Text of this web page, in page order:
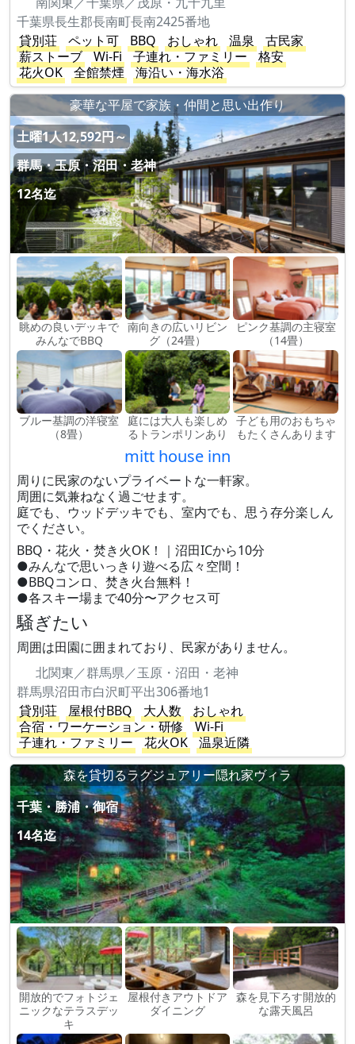
千葉県長生郡長南町長南2425番地
貸別荘
ペット可 BBQ おしゃれ 温泉
古民家
薪ストーブ
Wi-Fi 子連れ・ファミリー
格安
花火OK
全館禁煙
海沿い・海水浴
豪華な平屋で家族・仲間と思い出作り
土曜1人12,592円～
群馬・玉原・沼田・老神
12名迄
眺めの良いデッキで
みんなでBBQ
南向きの広いリビン
グ（24畳）
ピンク基調の主寝室
（14畳）
ブルー基調の洋寝室
（8畳）
庭には大人も楽しめ
るトランポリンあり
子ども用のおもちゃ
もたくさんあります
mitt house inn
周りに民家のないプライベートな一軒家。
周囲に気兼ねなく過ごせます。
庭でも、ウッドデッキでも、室内でも、思う存分楽しん
でください。
BBQ・花火・焚き火OK！｜沼田ICから10分
●みんなで思いっきり遊べる広々空間！
●BBQコンロ、焚き火台無料！
●各スキー場まで40分〜アクセス可
騒ぎたい
周囲は田園に囲まれており、民家がありません。
北関東／群馬県／玉原・沼田・老神
群馬県沼田市白沢町平出306番地1
貸別荘
屋根付BBQ 大人数
おしゃれ
合宿・ワーケーション・研修
Wi-Fi
子連れ・ファミリー
花火OK
温泉近隣
森を貸切るラグジュアリー隠れ家ヴィラ
千葉・勝浦・御宿
14名迄
開放的でフォトジェ
ニックなテラスデッ
キ
屋根付きアウトドア
ダイニング
森を見下ろす開放的
な露天風呂